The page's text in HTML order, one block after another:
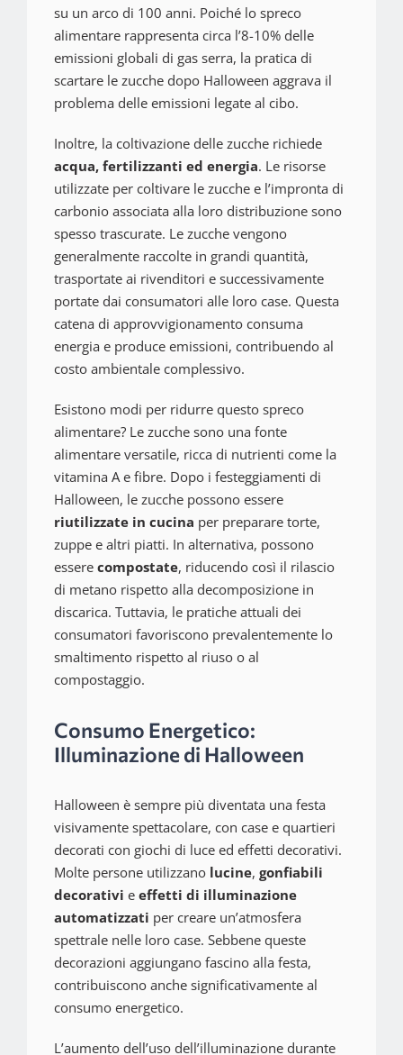
su un arco di 100 anni. Poiché lo spreco
alimentare rappresenta circa l’8-10% delle
emissioni globali di gas serra, la pratica di
scartare le zucche dopo Halloween aggrava il
problema delle emissioni legate al cibo.
Inoltre, la coltivazione delle zucche richiede
acqua, fertilizzanti ed energia. Le risorse
utilizzate per coltivare le zucche e l’impronta di
carbonio associata alla loro distribuzione sono
spesso trascurate. Le zucche vengono
generalmente raccolte in grandi quantità,
trasportate ai rivenditori e successivamente
portate dai consumatori alle loro case. Questa
catena di approvvigionamento consuma
energia e produce emissioni, contribuendo al
costo ambientale complessivo.
Esistono modi per ridurre questo spreco
alimentare? Le zucche sono una fonte
alimentare versatile, ricca di nutrienti come la
vitamina A e fibre. Dopo i festeggiamenti di
Halloween, le zucche possono essere
riutilizzate in cucina per preparare torte,
zuppe e altri piatti. In alternativa, possono
essere compostate, riducendo così il rilascio
di metano rispetto alla decomposizione in
discarica. Tuttavia, le pratiche attuali dei
consumatori favoriscono prevalentemente lo
smaltimento rispetto al riuso o al
compostaggio.
Consumo Energetico:
Illuminazione di Halloween
Halloween è sempre più diventata una festa
visivamente spettacolare, con case e quartieri
decorati con giochi di luce ed effetti decorativi.
Molte persone utilizzano lucine, gonfiabili
decorativi e effetti di illuminazione
automatizzati per creare un’atmosfera
spettrale nelle loro case. Sebbene queste
decorazioni aggiungano fascino alla festa,
contribuiscono anche significativamente al
consumo energetico.
L’aumento dell’uso dell’illuminazione durante